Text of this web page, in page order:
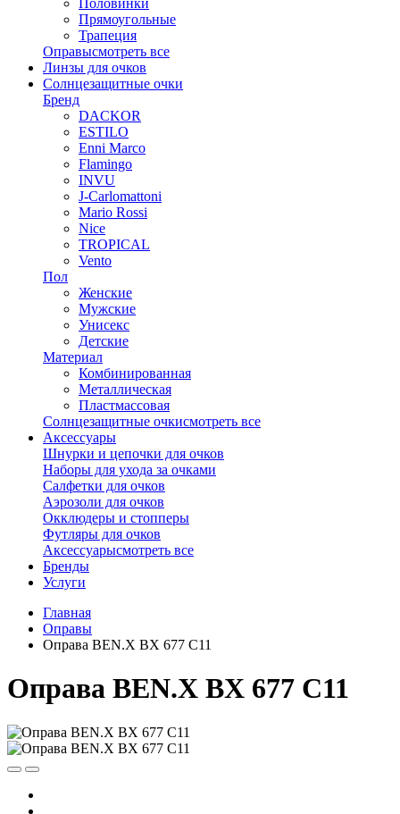
Прямоугольные
Трапеция
Оправысмотреть все
Линзы для очков
Солнцезащитные очки
Бренд
DACKOR
ESTILO
Enni Marco
Flamingo
INVU
J-Carlomattoni
Mario Rossi
Nice
TROPICAL
Vento
Пол
Женские
Мужские
Унисекс
Детские
Материал
Комбинированная
Металлическая
Пластмассовая
Солнцезащитные очкисмотреть все
Аксессуары
Шнурки и цепочки для очков
Наборы для ухода за очками
Салфетки для очков
Аэрозоли для очков
Окклюдеры и стопперы
Футляры для очков
Аксессуарысмотреть все
Бренды
Услуги
Главная
Оправы
Оправа BEN.X BX 677 С11
Оправа BEN.X BX 677 С11